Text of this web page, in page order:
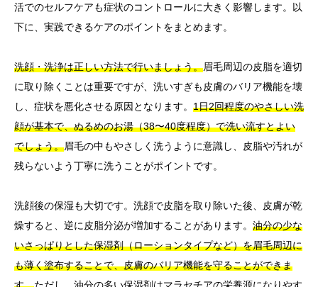
活でのセルフケアも症状のコントロールに大きく影響します。以
下に、実践できるケアのポイントをまとめます。
洗顔・洗浄は正しい方法で行いましょう。眉毛周辺の皮脂を適切
に取り除くことは重要ですが、洗いすぎも皮膚のバリア機能を壊
し、症状を悪化させる原因となります。 1日2回程度のやさしい洗
顔が基本で、ぬるめのお湯（38〜40度程度）で洗い流すとよい
でしょう。眉毛の中もやさしく洗うように意識し、皮脂や汚れが
残らないよう丁寧に洗うことがポイントです。
洗顔後の保湿も大切です。洗顔で皮脂を取り除いた後、皮膚が乾
燥すると、逆に皮脂分泌が増加することがあります。 油分の少な
いさっぱりとした保湿剤（ローションタイプなど）を眉毛周辺に
も薄く塗布することで、皮膚のバリア機能を守ることができま
す。ただし、油分の多い保湿剤はマラセチアの栄養源になりやす